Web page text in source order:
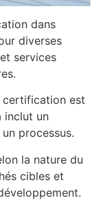
dans
diverses
services
certification est
inclut un
processus.
la nature du
cibles et